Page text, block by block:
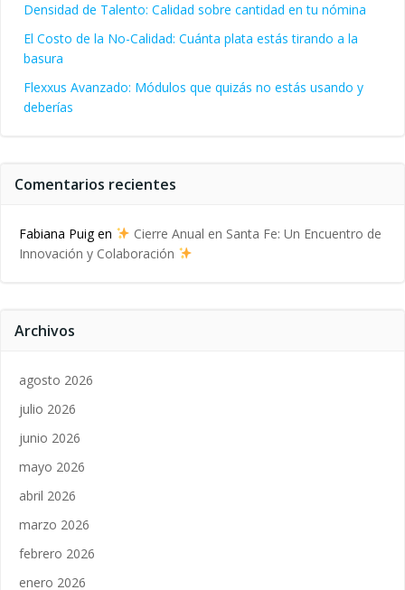
Densidad de Talento: Calidad sobre cantidad en tu nómina
El Costo de la No-Calidad: Cuánta plata estás tirando a la
basura
Flexxus Avanzado: Módulos que quizás no estás usando y
deberías
Comentarios recientes
Fabiana Puigen
Cierre Anual en Santa Fe: Un Encuentro de
Innovación y Colaboración
Archivos
agosto 2026
julio 2026
junio 2026
mayo 2026
abril 2026
marzo 2026
febrero 2026
enero 2026